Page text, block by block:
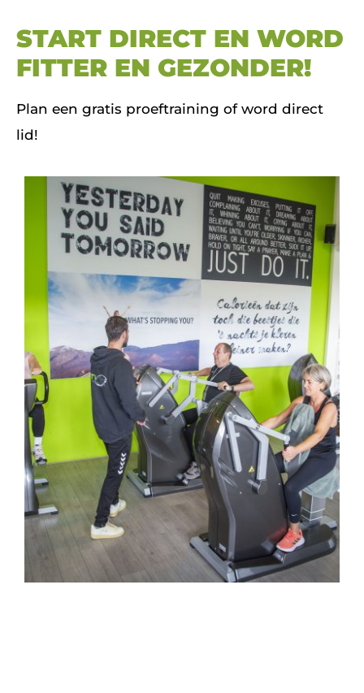
START DIRECT EN WORD
FITTER EN GEZONDER!
Plan een gratis proeftraining of word direct
lid!